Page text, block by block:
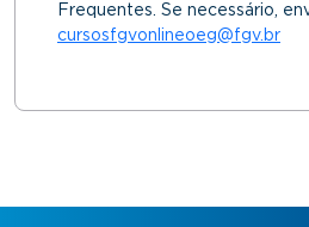
Frequentes. Se necessário,
cursosfgvonlineoeg@fgv.br